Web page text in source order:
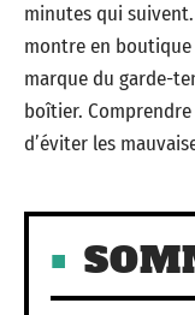
minutes qui
montre en boutique
marque du garde-
boîtier.
d’éviter les